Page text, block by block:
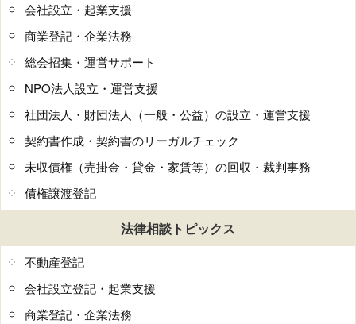
会社設立・起業支援
商業登記・企業法務
総会招集・運営サポート
NPO法人設立・運営支援
社団法人・財団法人（一般・公益）の設立・運営支援
契約書作成・契約書のリーガルチェック
未収債権（売掛金・貸金・家賃等）の回収・裁判事務
債権譲渡登記
法律相談トピックス
不動産登記
会社設立登記・起業支援
商業登記・企業法務